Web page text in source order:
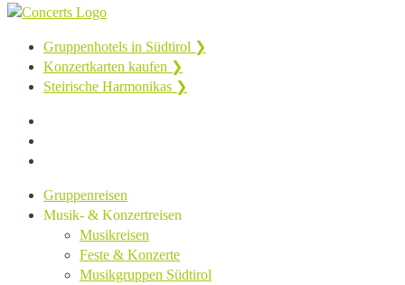
Gruppenhotels in Südtirol ❯
Konzertkarten kaufen ❯
Steirische Harmonikas ❯
Gruppenreisen
Musik- & Konzertreisen
Musikreisen
Feste & Konzerte
Musikgruppen Südtirol